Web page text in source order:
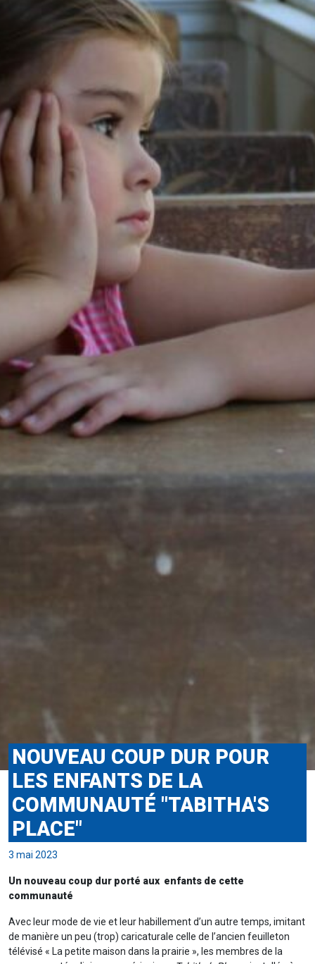
NOUVEAU COUP DUR POUR
LES ENFANTS DE LA
COMMUNAUTÉ "TABITHA'S
PLACE"
3 mai 2023
Un nouveau coup dur porté aux enfants de cette
communauté
Avec leur mode de vie et leur habillement d’un autre temps, imitant
de manière un peu (trop) caricaturale celle de l’ancien feuilleton
télévisé « La petite maison dans la prairie », les membres de la